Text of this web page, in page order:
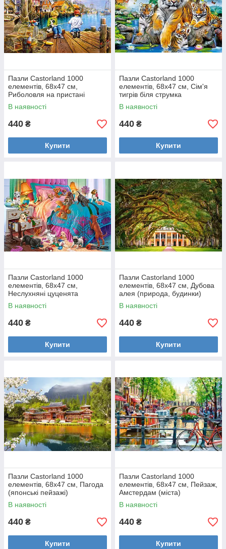
Пазли Castorland 1000
елементів, 68х47 см,
Риболовля на пристані
В наявності
440 ₴
Купити
Пазли Castorland 1000
елементів, 68х47 см, Сім'я
тигрів біля струмка
В наявності
440 ₴
Купити
Пазли Castorland 1000
елементів, 68х47 см,
Неслухняні цуценята
В наявності
440 ₴
Купити
Пазли Castorland 1000
елементів, 68х47 см, Дубова
алея (природа, будинки)
В наявності
440 ₴
Купити
Пазли Castorland 1000
елементів, 68х47 см, Пагода
(японські пейзажі)
В наявності
440 ₴
Купити
Пазли Castorland 1000
елементів, 68х47 см, Пейзаж,
Амстердам (міста)
В наявності
440 ₴
Купити